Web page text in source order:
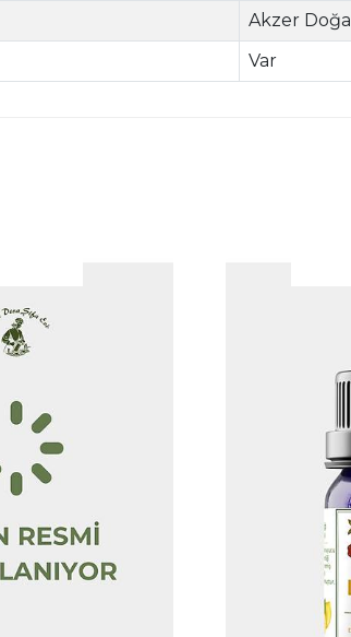
Akzer Doğal
Var
İncele
|